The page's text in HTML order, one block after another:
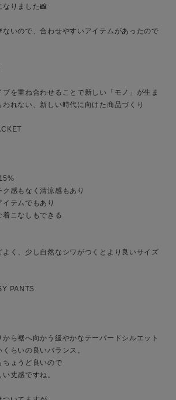
LADIES
なりました📸
ないので、合わせやすいアイテムがあったので
を重ね合わせることで新しい「モノ」が生ま
れない、新しい時代に向けた商品づくり
感もなく清涼感もあり
テムでもあり
着こなしもできる
く、少し自然なシワがつくとより良いサイズ
PANTS
ら裾へ向かう緩やかなテーパードシルエット
らいの良いバランス。
ちょうど良いので
丈感ですね。